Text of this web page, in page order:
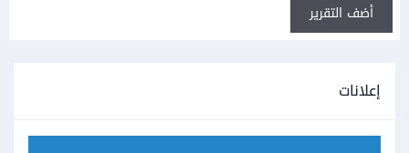
أضف التقرير
إعلانات